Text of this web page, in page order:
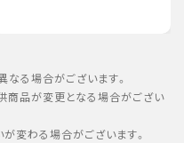
なる場合がございます。
商品が変更となる場合がござい
変わる場合がございます。